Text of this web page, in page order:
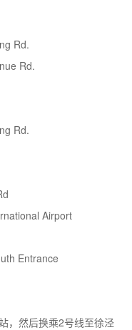
Rd.
Rd.
Rd.
Airport
Entrance
，然后换乘2号线至徐泾